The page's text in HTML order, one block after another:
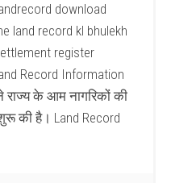
download
land record kl bhulekh
register
Record Information
राज्य के आम नागरिकों की
की है। Land Record